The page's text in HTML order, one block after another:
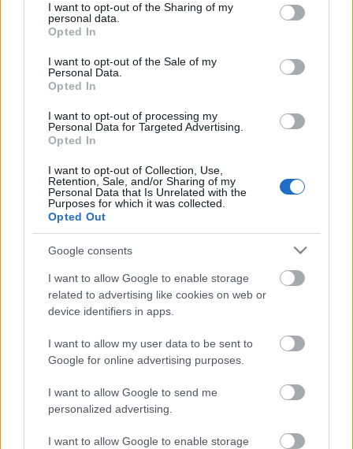
not limited to your visit or usage behaviour. You may click to
grant or deny consent to Google and its third-party tags to
use your data for below specified purposes in below Google
consent section.
I want to opt-out of the Sharing of my
personal data.
Opted In
I want to opt-out of the Sale of my
Personal Data.
Opted In
I want to opt-out of processing my
Personal Data for Targeted Advertising.
Opted In
I want to opt-out of Collection, Use,
Retention, Sale, and/or Sharing of my
Personal Data that Is Unrelated with the
Purposes for which it was collected.
Opted Out
Google consents
I want to allow Google to enable storage
related to advertising like cookies on web or
device identifiers in apps.
I want to allow my user data to be sent to
Google for online advertising purposes.
I want to allow Google to send me
personalized advertising.
I want to allow Google to enable storage
KEVESEBB FÉNYT!
Országos hírek
KECSKEMÉTEN IS SZAKIRÁNYÚ
TOVÁBBKÉPZÉSEKKEL ERŐSÍT A GÁL FERENC
EGYETEM
HÍRDETÉS
HÍRDETÉS
LEGOLVASOTTABB
barangolhatja be a Balatont